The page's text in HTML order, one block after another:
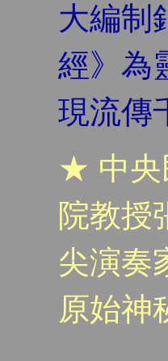
大編制
經》為
現流傳
★ 中央
院教授
尖演奏
原始神